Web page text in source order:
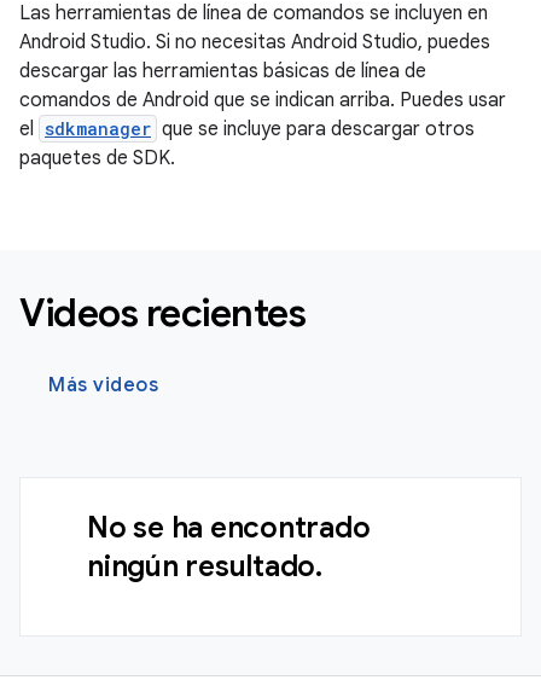
Las herramientas de línea de comandos se incluyen en
Android Studio. Si no necesitas Android Studio, puedes
descargar las herramientas básicas de línea de
comandos de Android que se indican arriba. Puedes usar
el sdkmanager que se incluye para descargar otros
paquetes de SDK.
Videos recientes
Más videos
No se ha encontrado
ningún resultado.